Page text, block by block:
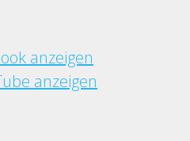
anzeigen
anzeigen